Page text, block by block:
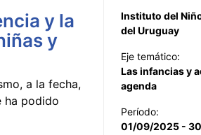
y la
y
a la fecha,
ha podido
Instituto del
del Uruguay
Eje temático:
Las infancias y
agenda
Período:
01/09/2025 -